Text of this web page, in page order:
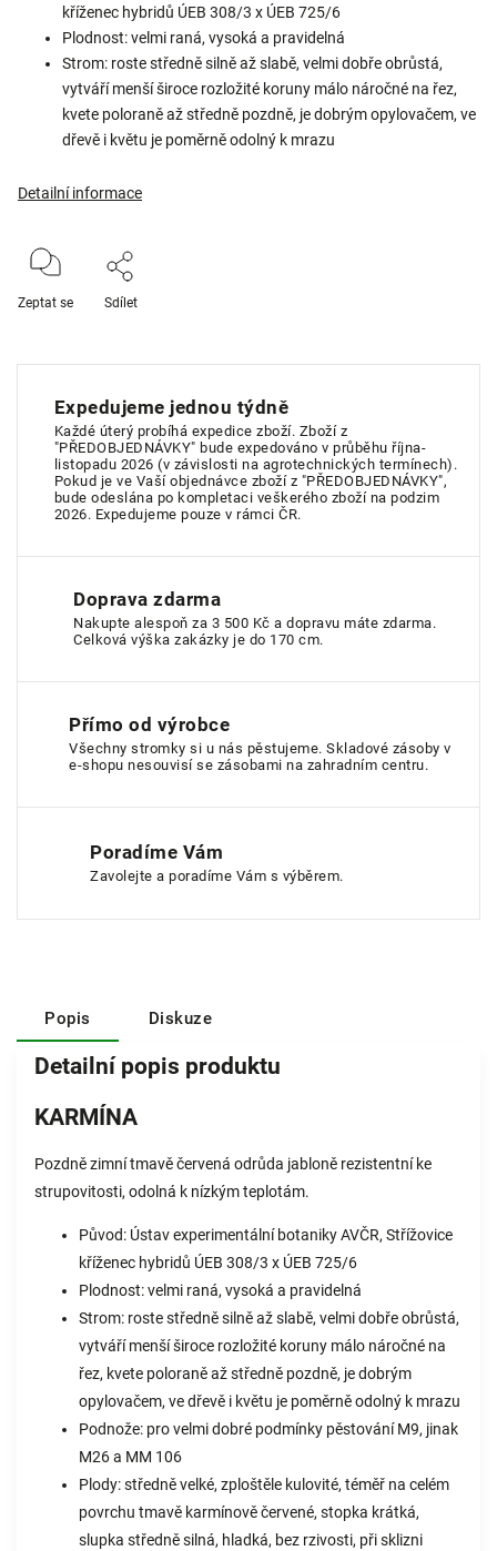
kříženec hybridů ÚEB 308/3 x ÚEB 725/6
Plodnost: velmi raná, vysoká a pravidelná
Strom: roste středně silně až slabě, velmi dobře obrůstá,
vytváří menší široce rozložité koruny málo náročné na řez,
kvete poloraně až středně pozdně, je dobrým opylovačem, ve
dřevě i květu je poměrně odolný k mrazu
Detailní informace
Zeptat se Sdílet
Expedujeme jednou týdně
Každé úterý probíhá expedice zboží. Zboží z
"PŘEDOBJEDNÁVKY" bude expedováno v průběhu října-
listopadu 2026 (v závislosti na agrotechnických termínech).
Pokud je ve Vaší objednávce zboží z "PŘEDOBJEDNÁVKY",
bude odeslána po kompletaci veškerého zboží na podzim
2026. Expedujeme pouze v rámci ČR.
Doprava zdarma
Nakupte alespoň za 3 500 Kč a dopravu máte zdarma.
Celková výška zakázky je do 170 cm.
Přímo od výrobce
Všechny stromky si u nás pěstujeme. Skladové zásoby v
e-shopu nesouvisí se zásobami na zahradním centru.
Poradíme Vám
Zavolejte a poradíme Vám s výběrem.
Popis Diskuze
Detailní popis produktu
KARMÍNA
Pozdně zimní tmavě červená odrůda jabloně rezistentní ke
strupovitosti, odolná k nízkým teplotám.
Původ: Ústav experimentální botaniky AVČR, Střížovice
kříženec hybridů ÚEB 308/3 x ÚEB 725/6
Plodnost: velmi raná, vysoká a pravidelná
Strom: roste středně silně až slabě, velmi dobře obrůstá,
vytváří menší široce rozložité koruny málo náročné na
řez, kvete poloraně až středně pozdně, je dobrým
opylovačem, ve dřevě i květu je poměrně odolný k mrazu
Podnože: pro velmi dobré podmínky pěstování M9, jinak
M26 a MM 106
Plody: středně velké, zploštěle kulovité, téměř na celém
povrchu tmavě karmínově červené, stopka krátká,
slupka středně silná, hladká, bez rzivosti, při sklizni